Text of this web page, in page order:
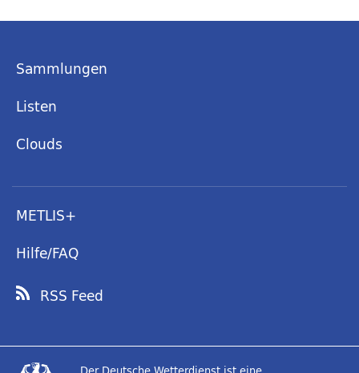
Sammlungen
Listen
Clouds
METLIS+
Hilfe/FAQ
RSS Feed